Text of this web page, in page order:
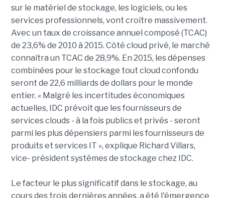
sur le matériel de stockage, les logiciels, ou les
services professionnels, vont croître massivement.
Avec un taux de croissance annuel composé (TCAC)
de 23,6% de 2010 à 2015. Côté cloud privé, le marché
connaîtra un TCAC de 28,9%. En 2015, les dépenses
combinées pour le stockage tout cloud confondu
seront de 22,6 milliards de dollars pour le monde
entier. « Malgré les incertitudes économiques
actuelles, IDC prévoit que les fournisseurs de
services clouds - à la fois publics et privés - seront
parmi les plus dépensiers parmi les fournisseurs de
produits et services IT », explique Richard Villars,
vice- président systèmes de stockage chez IDC.
Le facteur le plus significatif dans le stockage, au
cours des trois dernières années, a été l'émergence